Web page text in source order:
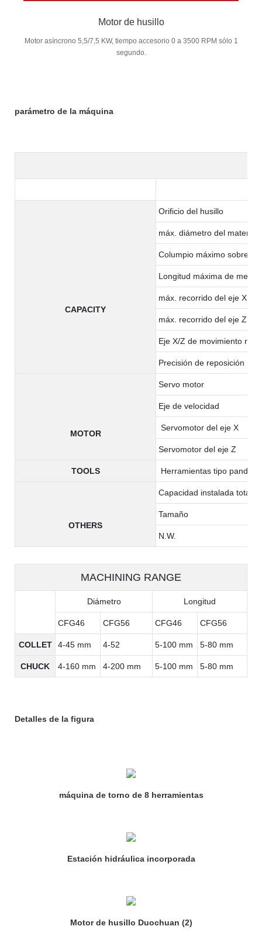
Motor de husillo
Motor asíncrono 5,5/7,5 KW, tiempo accesorio 0 a 3500 RPM sólo 1
segundo.
parámetro de la máquina
CAPACITY
Orificio del husillo
máx. diámetro del material:
Columpio máximo sobre la
Longitud máxima de
máx. recorrido del eje X
máx. recorrido del eje Z
Eje X/Z de movimiento
Precisión de reposición (x/
MOTOR
Servo motor
Eje de velocidad
Servomotor del eje X
Servomotor del eje Z
TOOLS Herramientas tipo pandilla
OTHERS
Capacidad instalada total
Tamaño
N.W.
MACHINING RANGE
Diámetro Longitud
CFG46 CFG56 CFG46 CFG56
COLLET 4-45 mm 4-52 5-100 mm 5-80 mm
CHUCK 4-160 mm 4-200 mm 5-100 mm 5-80 mm
Detalles de la figura
máquina de torno de 8 herramientas
Estación hidráulica incorporada
Motor de husillo Duochuan (2)